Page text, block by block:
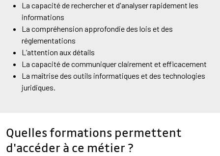
La capacité de rechercher et d'analyser rapidement les
informations
La compréhension approfondie des lois et des
réglementations
L’attention aux détails
La capacité de communiquer clairement et efficacement
La maîtrise des outils informatiques et des technologies
juridiques.
Quelles formations permettent
d'accéder à ce métier ?